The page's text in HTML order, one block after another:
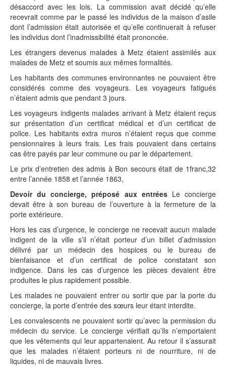
désaccord avec les lois. La commission avait décidé qu’elle
recevrait comme par le passé les individus de la maison d’asile
dont l’admission était autorisée et qu’elle continuerait à refuser
les individus dont l’inadmissibilité était prononcée.
Les étrangers devenus malades à Metz étaient assimilés aux
malades de Metz et soumis aux mêmes formalités.
Les habitants des communes environnantes ne pouvaient être
considérés comme des voyageurs. Les voyageurs fatigués
n’étaient admis que pendant 3 jours.
Les voyageurs indigents malades arrivant à Metz étaient reçus
sur présentation d’un certificat médical et d’un certificat de
police. Les habitants extra muros n’étaient reçus que comme
pensionnaires à leurs frais. Les frais pouvaient dans certains
cas être payés par leur commune ou par le département.
Le prix d’entretien des admis à Bon secours était de 1franc,32
entre l’année 1858 et l’année 1863,
Devoir du concierge, préposé aux entréesLe concierge
devait être à son bureau de l’ouverture à la fermeture de la
porte extérieure.
Hors les cas d’urgence, le concierge ne recevait aucun malade
indigent de la ville s’il n’était porteur d’un billet d’admission
délivré par un médecin des hospices ou le bureau de
bienfaisance et d’un certificat de police constatant son
indigence. Dans les cas d’urgence les pièces devaient être
produites le plus rapidement possible.
Les malades ne pouvaient entrer ou sortir que par la porte du
concierge, la porte d’entrée des sœurs leur étant interdite.
Les convalescents ne pouvaient sortir qu’avec la permission du
médecin du service. Le concierge vérifiait qu’ils n’emportaient
que les vêtements qui leur appartenaient. Au retour il s’assurait
que les malades n’étaient porteurs ni de nourriture, ni de
liquides, ni de mauvais livres.